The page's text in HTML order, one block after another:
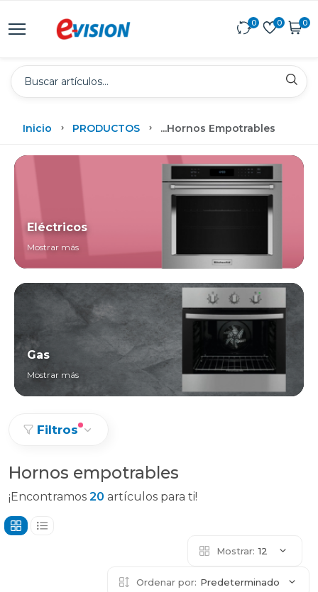
0 0 0
Inicio PRODUCTOS ...Hornos Empotrables
Eléctricos
Mostrar más
Gas
Mostrar más
Filtros
Hornos empotrables
¡Encontramos 20 artículos para ti!
Mostrar: 12
Ordenar por: Predeterminado